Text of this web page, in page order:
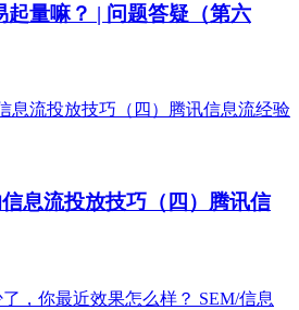
起量嘛？ | 问题答疑（第六
息流投放技巧（四）腾讯信
SEM/信息